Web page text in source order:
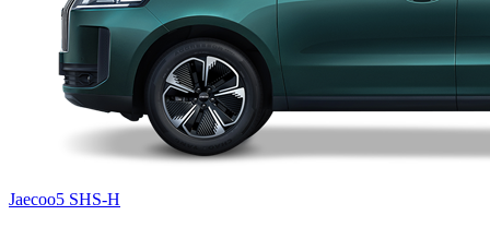
Jaecoo5 SHS-H